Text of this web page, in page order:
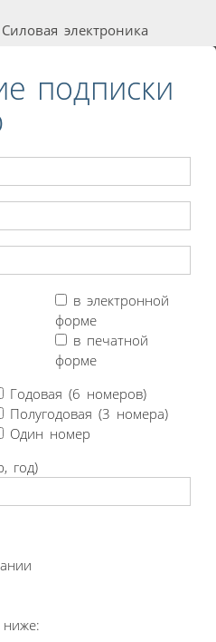
электроника
подписки
в электронной
форме
в печатной
форме
Годовая (6 номеров)
Полугодовая (3 номера)
Один номер
год)